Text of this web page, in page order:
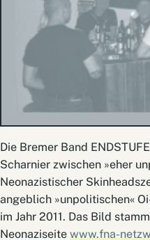
Die Bremer Band
Scharnier zwischen »eher
Neonazistischer
angeblich »unpolitischen«
im Jahr 2011. Das Bild
Neonaziseite www.fna-